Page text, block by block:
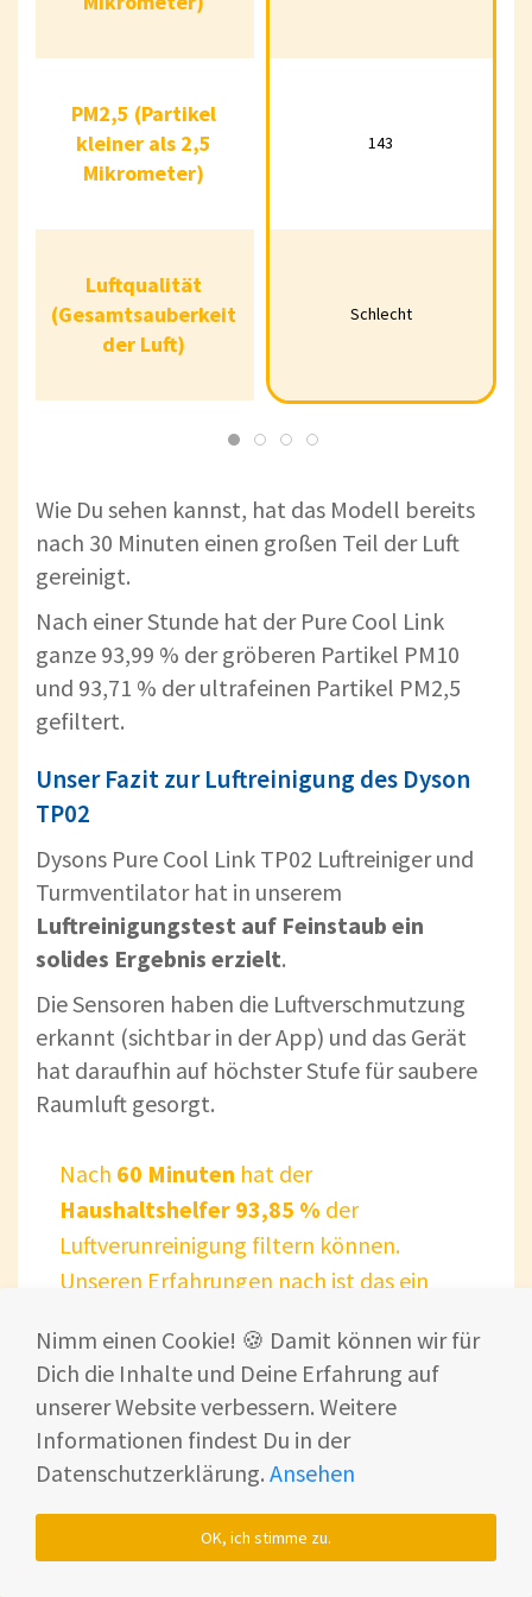
kleiner als 2,5
Mikrometer)
(Gesamtsauberkeit
der Luft)
Schlecht
143
Schlecht
PM2,5 (Partikel
kleiner als 2,5
Mikrometer)
Luftqualität
(Gesamtsauberkeit
der Luft)
Wie Du sehen kannst, hat das Modell bereits
nach 30 Minuten einen großen Teil der Luft
gereinigt.
Nach einer Stunde hat der Pure Cool Link
ganze 93,99 % der gröberen Partikel PM10
und 93,71 % der ultrafeinen Partikel PM2,5
gefiltert.
Unser Fazit zur Luftreinigung des Dyson
TP02
Dysons Pure Cool Link TP02 Luftreiniger und
Turmventilator hat in unserem
Luftreinigungstest auf Feinstaub ein
solides Ergebnis erzielt.
Die Sensoren haben die Luftverschmutzung
erkannt (sichtbar in der App) und das Gerät
hat daraufhin auf höchster Stufe für saubere
Raumluft gesorgt.
Nach 60 Minuten hat der
Haushaltshelfer 93,85 % der
Luftverunreinigung filtern können.
Unseren Erfahrungen nach ist das ein
Positiver Nebeneffekt: Die Luftzirkulation im
Raum wurde spürbar angeregt. Die
Erfrischung der Ventilator-Funktion machte
sich hier deutlich bemerkbar 🌊.
Günstiges Vorgängermodell
Nimm einen Cookie! 🍪 Damit können wir für
Dich die Inhalte und Deine Erfahrung auf
unserer Website verbessern. Weitere
Informationen findest Du in der
Datenschutzerklärung. Ansehen
OK, ich stimme zu.